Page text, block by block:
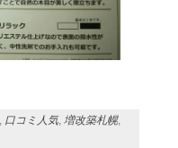
口コミ人気,増改築札幌,